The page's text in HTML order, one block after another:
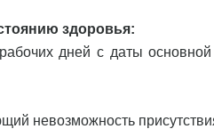
здоровья:
дней с даты
невозможность